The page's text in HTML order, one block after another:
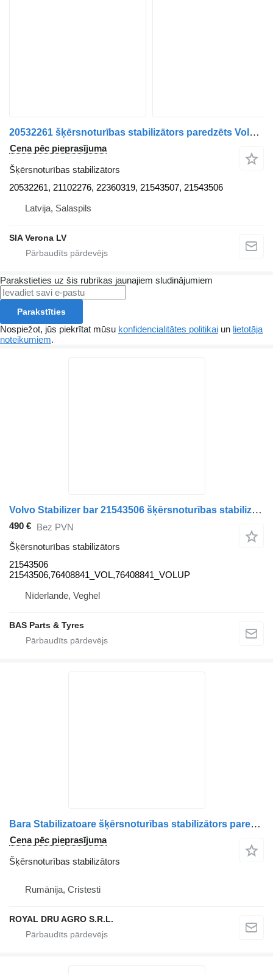
20532261 šķērsnoturības stabilizātors paredzēts Volvo FH16.FH13,FH4 kravas automašīnas
Cena pēc pieprasījuma
Šķērsnoturības stabilizātors
20532261, 21102276, 22360319, 21543507, 21543506
Latvija, Salaspils
SIA Verona LV
Parakstieties uz šis rubrikas jaunajiem sludinājumiem
Parakstīties
Nospiežot, jūs piekrītat mūsu konfidencialitātes politikai un lietotāja
noteikumiem.
Volvo Stabilizer bar 21543506 šķērsnoturības stabilizātors paredzēts Volvo kravas automašīnas
490 € Bez PVN
Šķērsnoturības stabilizātors
21543506
21543506,76408841_VOL,76408841_VOLUP
Nīderlande, Veghel
BAS Parts & Tyres
Bara Stabilizatoare šķērsnoturības stabilizātors paredzēts AXA Motor Volvo 70311672 kravas automašīnas
Cena pēc pieprasījuma
Šķērsnoturības stabilizātors
Rumānija, Cristesti
ROYAL DRU AGRO S.R.L.